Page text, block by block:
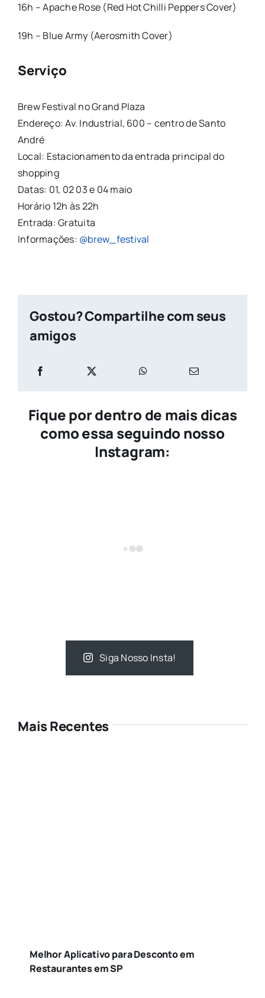
16h – Apache Rose (Red Hot Chilli Peppers Cover)
19h – Blue Army (Aerosmith Cover)
Serviço
Brew Festival no Grand Plaza
Endereço: Av. Industrial, 600 – centro de Santo
André
Local: Estacionamento da entrada principal do
shopping
Datas: 01, 02 03 e 04 maio
Horário 12h às 22h
Entrada: Gratuita
Informações: @brew_festival
Gostou? Compartilhe com seus
amigos
Fique por dentro de mais dicas
como essa seguindo nosso
Instagram:
Siga Nosso Insta!
Mais Recentes
Melhor Aplicativo para Desconto em
Restaurantes em SP